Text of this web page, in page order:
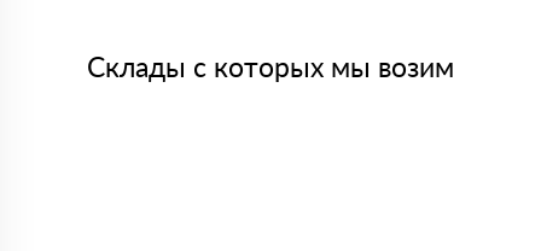
Склады с которых мы возим